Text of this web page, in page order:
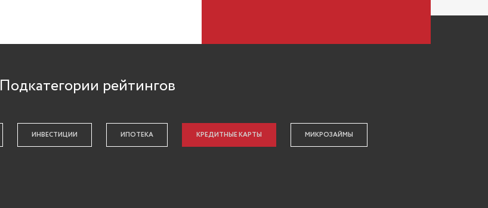
Подкатегории рейтингов
ИНВЕСТИЦИИ ИПОТЕКА КРЕДИТНЫЕ КАРТЫ МИКРОЗАЙМЫ